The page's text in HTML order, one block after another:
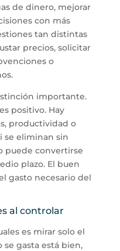
de dinero, mejorar
con más
tan distintas
precios, solicitar
o
importante.
positivo. Hay
productividad o
se eliminan sin
puede convertirse
plazo. El buen
gasto necesario del
al controlar
es mirar solo el
se gasta está bien,